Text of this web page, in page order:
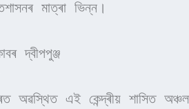
মাত্ৰা ভিন্ন।
দ্বীপপুঞ্জ
অৱস্থিত এই কেন্দ্ৰীয় শাসিত